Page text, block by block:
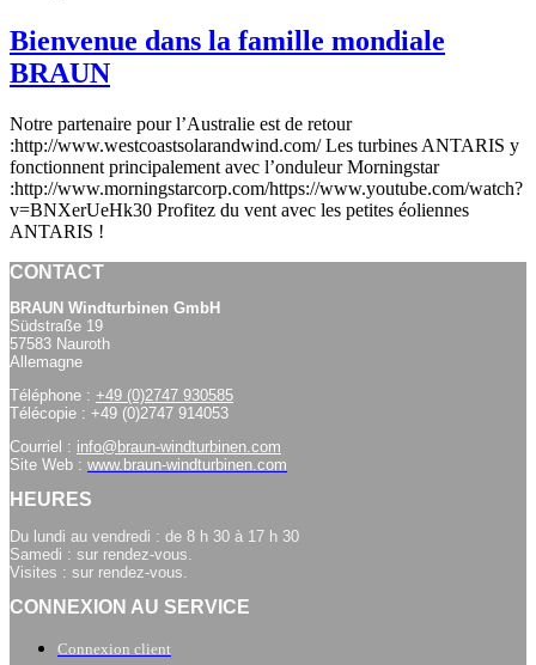
Bienvenue dans la famille mondiale
BRAUN
Notre partenaire pour l’Australie est de retour
:http://www.westcoastsolarandwind.com/ Les turbines ANTARIS y
fonctionnent principalement avec l’onduleur Morningstar
:http://www.morningstarcorp.com/https://www.youtube.com/watch?
v=BNXerUeHk30 Profitez du vent avec les petites éoliennes
ANTARIS !
CONTACT
BRAUN Windturbinen GmbH
Südstraße 19
57583 Nauroth
Allemagne
Téléphone : +49 (0)2747 930585
Télécopie : +49 (0)2747 914053
Courriel : info@braun-windturbinen.com
Site Web : www.braun-windturbinen.com
HEURES
Du lundi au vendredi : de 8 h 30 à 17 h 30
Samedi : sur rendez-vous.
Visites : sur rendez-vous.
CONNEXION AU SERVICE
Connexion client